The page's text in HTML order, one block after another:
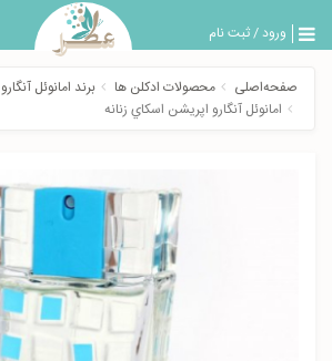
ورود/ثبت نام
بازگشت
صفحه‌اصلی محصولات ادکلن ها
برند امانوئل آنگارو
امانوئل آنگارو اپريشن اسكاي زنانه